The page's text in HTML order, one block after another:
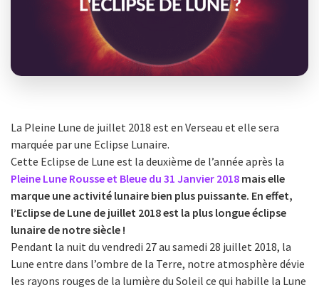
La Pleine Lune de juillet 2018 est en Verseau et elle sera
marquée par une Eclipse Lunaire.
Cette Eclipse de Lune est la deuxième de l’année après la
Pleine Lune Rousse et Bleue du 31 Janvier 2018 mais elle
marque une activité lunaire bien plus puissante. En effet,
l’Eclipse de Lune de juillet 2018 est la plus longue éclipse
lunaire de notre siècle !
Pendant la nuit du vendredi 27 au samedi 28 juillet 2018, la
Lune entre dans l’ombre de la Terre, notre atmosphère dévie
les rayons rouges de la lumière du Soleil ce qui habille la Lune